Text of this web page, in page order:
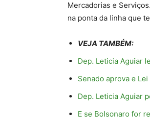
Mercadorias e
na ponta da linha que
VEJA TAMBÉM:
Dep. Leticia Aguiar
Senado aprova e
Dep. Leticia Aguiar
E se Bolsonaro for